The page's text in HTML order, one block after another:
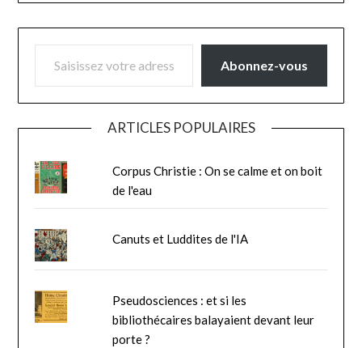
SAISISSEZ VOTRE ADRESSE E-MAIL…
Abonnez-vous
ARTICLES POPULAIRES
Corpus Christie : On se calme et on boit
de l'eau
Canuts et Luddites de l'IA
Pseudosciences : et si les
bibliothécaires balayaient devant leur
porte ?